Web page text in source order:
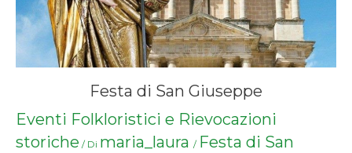
Festa di San Giuseppe
Eventi Folkloristici e Rievocazioni
storiche / Di maria_laura / Festa di San